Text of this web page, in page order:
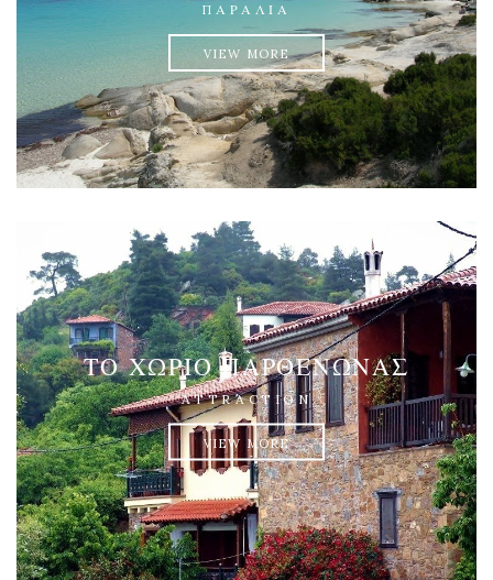
ΠΑΡΑΛΊΑ
VIEW MORE
ΤΟ ΧΩΡΙΌ ΠΑΡΘΕΝΏΝΑΣ
ATTRACTION
VIEW MORE